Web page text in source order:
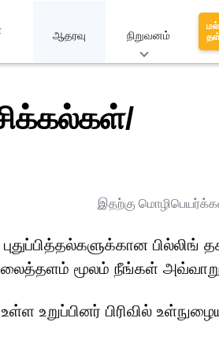
ஆதரவு நிறுவனம்
இதற்கு
பில்லிங்
வலைத்தளம் மூலம் நீங்கள்
உறுப்பினர் பிரிவில்